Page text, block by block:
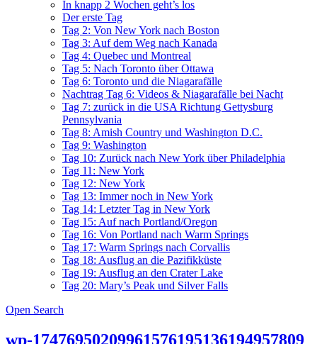
In knapp 2 Wochen geht’s los
Der erste Tag
Tag 2: Von New York nach Boston
Tag 3: Auf dem Weg nach Kanada
Tag 4: Quebec und Montreal
Tag 5: Nach Toronto über Ottawa
Tag 6: Toronto und die Niagarafälle
Nachtrag Tag 6: Videos & Niagarafälle bei Nacht
Tag 7: zurück in die USA Richtung Gettysburg
Pennsylvania
Tag 8: Amish Country und Washington D.C.
Tag 9: Washington
Tag 10: Zurück nach New York über Philadelphia
Tag 11: New York
Tag 12: New York
Tag 13: Immer noch in New York
Tag 14: Letzter Tag in New York
Tag 15: Auf nach Portland/Oregon
Tag 16: Von Portland nach Warm Springs
Tag 17: Warm Springs nach Corvallis
Tag 18: Ausflug an die Pazifikküste
Tag 19: Ausflug an den Crater Lake
Tag 20: Mary’s Peak und Silver Falls
Open Search
wp-17476950209961576195136194957809